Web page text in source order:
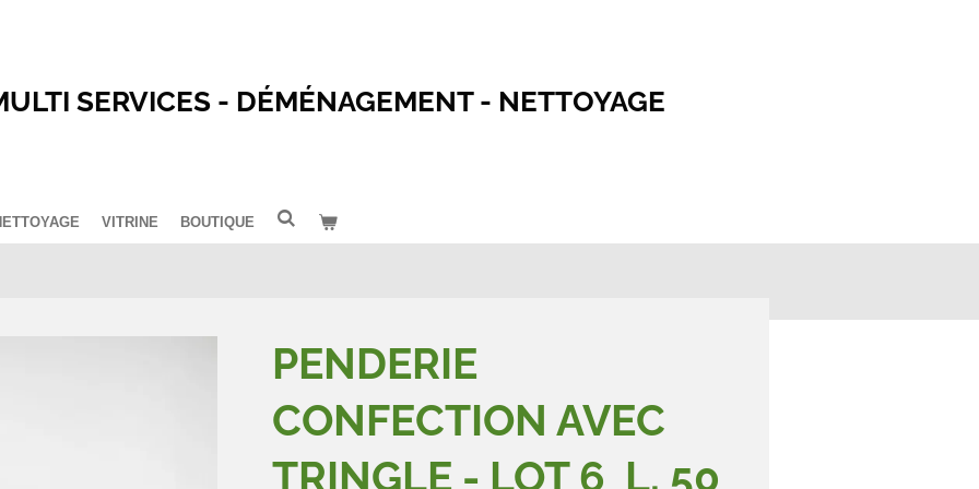
SERVICES - DÉMÉNAGEMENT - NETTOYAGE
VITRINE BOUTIQUE
PENDERIE
CONFECTION AVEC
TRINGLE - LOT 6 L. 50